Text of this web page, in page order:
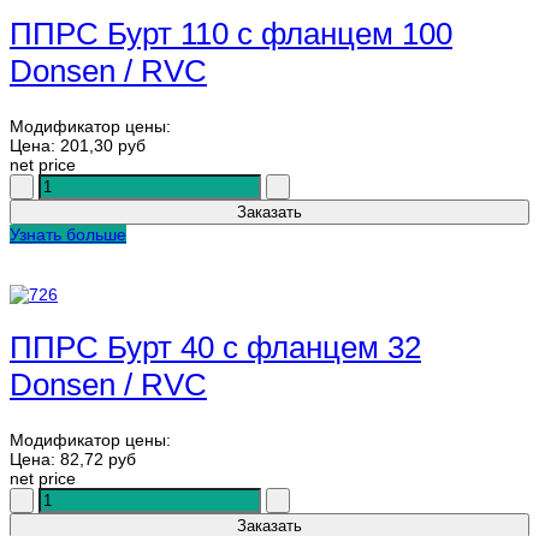
ППРС Бурт 110 с фланцем 100
Donsen / RVC
Модификатор цены:
Цена: 201,30 руб
net price
Узнать больше
ППРС Бурт 40 с фланцем 32
Donsen / RVC
Модификатор цены:
Цена: 82,72 руб
net price